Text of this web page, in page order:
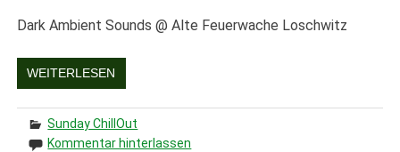
Dark Ambient Sounds @ Alte Feuerwache Loschwitz
WEITERLESEN
Sunday ChillOut
Kommentar hinterlassen